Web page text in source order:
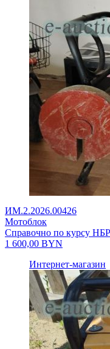
ИМ.2.2026.00426
Мотоблок
Справочно по курсу
1 600,00 BYN
Интернет-магазин